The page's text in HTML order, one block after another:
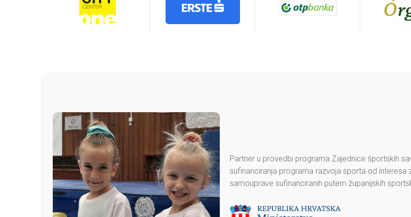
Partner u provedbi programa Zajednice športskih
sufinanciranja programa razvoja sporta od interesa
samouprave sufinanciranih putem županijskih